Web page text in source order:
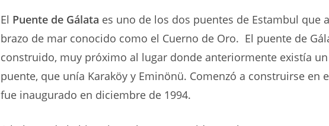
El Puente de Gálata es uno de los dos puentes de Estambul que
brazo de mar conocido como el Cuerno de Oro. El puente de
construido, muy próximo al lugar donde anteriormente existía
puente, que unía Karaköy y Eminönü. Comenzó a construirse en
fue inaugurado en diciembre de 1994.